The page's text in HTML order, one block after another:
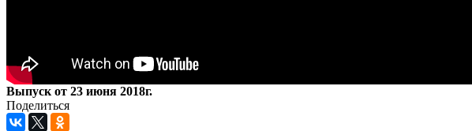
Выпуск от 23 июня 2018г.
Поделиться